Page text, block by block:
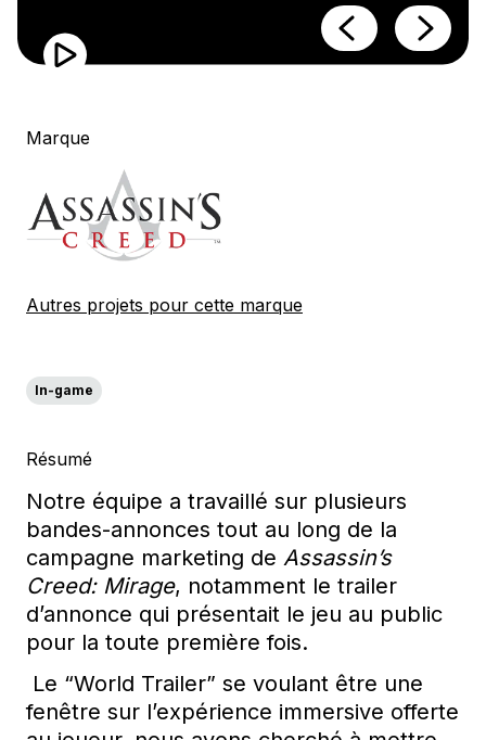
Marque
Autres projets pour cette marque
In-game
Résumé
Notre équipe a travaillé sur plusieurs
bandes-annonces tout au long de la
campagne marketing de Assassin’s
Creed: Mirage, notamment le trailer
d’annonce qui présentait le jeu au public
pour la toute première fois.
Le “World Trailer” se voulant être une
fenêtre sur l’expérience immersive offerte